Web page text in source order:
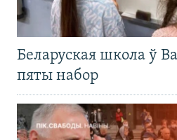
Беларуская школа ў
пяты набор